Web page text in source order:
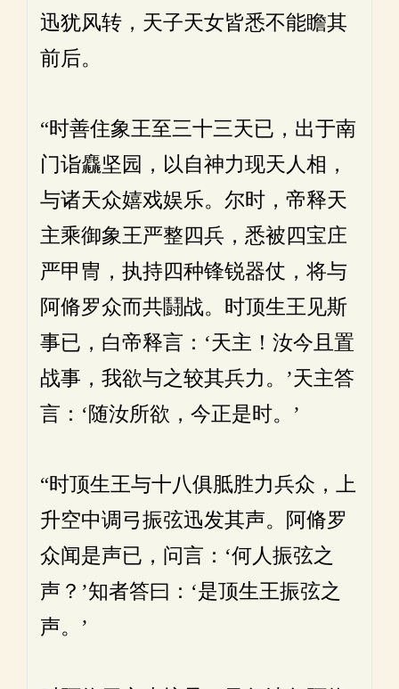
迅犹风转，天子天女皆悉不能瞻其
前后。
“时善住象王至三十三天已，出于南
门诣麤坚园，以自神力现天人相，
与诸天众嬉戏娱乐。尔时，帝释天
主乘御象王严整四兵，悉被四宝庄
严甲冑，执持四种锋锐器仗，将与
阿脩罗众而共鬪战。时顶生王见斯
事已，白帝释言：‘天主！汝今且置
战事，我欲与之较其兵力。’天主答
言：‘随汝所欲，今正是时。’
“时顶生王与十八俱胝胜力兵众，上
升空中调弓振弦迅发其声。阿脩罗
众闻是声已，问言：‘何人振弦之
声？’知者答曰：‘是顶生王振弦之
声。’